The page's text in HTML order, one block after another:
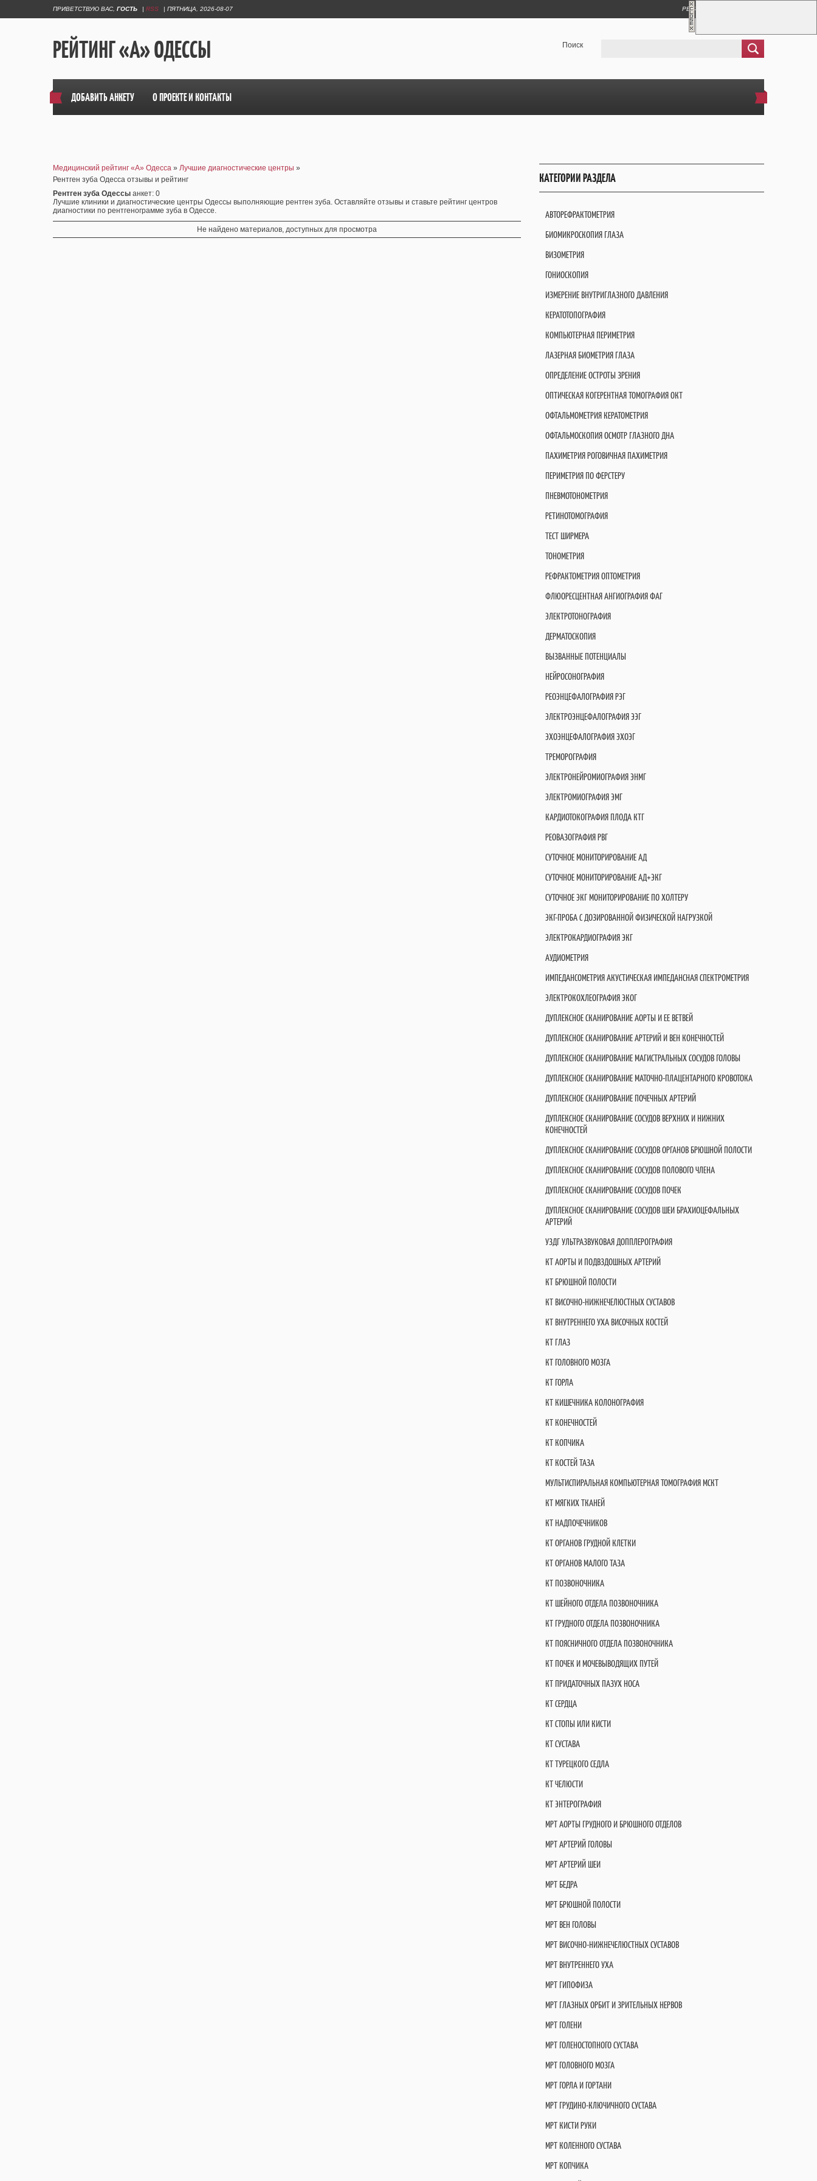
ПРИВЕТСТВУЮ ВАС ГОСТЬ | RSS | ПЯТНИЦА, 2026-08-07 РЕГИСТРАЦИЯ
РЕЙТИНГ «А» ОДЕССЫ Поиск
ДОБАВИТЬ АНКЕТУ О ПРОЕКТЕ И КОНТАКТЫ
Медицинский рейтинг «А» Одесса » Лучшие диагностические центры »
Рентген зуба Одесса отзывы и рейтинг
Рентген зуба Одессы анкет: 0
Лучшие клиники и диагностические центры Одессы выполняющие рентген зуба. Оставляйте отзывы и ставьте рейтинг центров
диагностики по рентгенограмме зуба в Одессе.
Не найдено материалов, доступных для просмотра
КАТЕГОРИИ РАЗДЕЛА
АВТОРЕФРАКТОМЕТРИЯ
БИОМИКРОСКОПИЯ ГЛАЗА
ВИЗОМЕТРИЯ
ГОНИОСКОПИЯ
ИЗМЕРЕНИЕ ВНУТРИГЛАЗНОГО ДАВЛЕНИЯ
КЕРАТОТОПОГРАФИЯ
КОМПЬЮТЕРНАЯ ПЕРИМЕТРИЯ
ЛАЗЕРНАЯ БИОМЕТРИЯ ГЛАЗА
ОПРЕДЕЛЕНИЕ ОСТРОТЫ ЗРЕНИЯ
ОПТИЧЕСКАЯ КОГЕРЕНТНАЯ ТОМОГРАФИЯ OКT
ОФТАЛЬМОМЕТРИЯ КЕРАТОМЕТРИЯ
ОФТАЛЬМОСКОПИЯ ОСМОТР ГЛАЗНОГО ДНА
ПАХИМЕТРИЯ РОГОВИЧНАЯ ПАХИМЕТРИЯ
ПЕРИМЕТРИЯ ПО ФЕРСТЕРУ
ПНЕВМОТОНОМЕТРИЯ
РЕТИНОТОМОГРАФИЯ
ТЕСТ ШИРМЕРА
ТОНОМЕТРИЯ
РЕФРАКТОМЕТРИЯ ОПТОМЕТРИЯ
ФЛЮОРЕСЦЕНТНАЯ АНГИОГРАФИЯ ФАГ
ЭЛЕКТРОТОНОГРАФИЯ
ДЕРМАТОСКОПИЯ
ВЫЗВАННЫЕ ПОТЕНЦИАЛЫ
НЕЙРОСОНОГРАФИЯ
РЕОЭНЦЕФАЛОГРАФИЯ РЭГ
ЭЛЕКТРОЭНЦЕФАЛОГРАФИЯ ЭЭГ
ЭХОЭНЦЕФАЛОГРАФИЯ ЭХОЭГ
ТРЕМОРОГРАФИЯ
ЭЛЕКТРОНЕЙРОМИОГРАФИЯ ЭНМГ
ЭЛЕКТРОМИОГРАФИЯ ЭМГ
КАРДИОТОКОГРАФИЯ ПЛОДА КТГ
РЕОВАЗОГРАФИЯ РВГ
СУТОЧНОЕ МОНИТОРИРОВАНИЕ АД
СУТОЧНОЕ МОНИТОРИРОВАНИЕ АД+ЭКГ
СУТОЧНОЕ ЭКГ МОНИТОРИРОВАНИЕ ПО ХОЛТЕРУ
ЭКГ-ПРОБА С ДОЗИРОВАННОЙ ФИЗИЧЕСКОЙ НАГРУЗКОЙ
ЭЛЕКТРОКАРДИОГРАФИЯ ЭКГ
АУДИОМЕТРИЯ
ИМПЕДАНСОМЕТРИЯ АКУСТИЧЕСКАЯ ИМПЕДАНСНАЯ СПЕКТРОМЕТРИЯ
ЭЛЕКТРОКОХЛЕОГРАФИЯ ЭКОГ
ДУПЛЕКСНОЕ СКАНИРОВАНИЕ АОРТЫ И ЕЕ ВЕТВЕЙ
ДУПЛЕКСНОЕ СКАНИРОВАНИЕ АРТЕРИЙ И ВЕН КОНЕЧНОСТЕЙ
ДУПЛЕКСНОЕ СКАНИРОВАНИЕ МАГИСТРАЛЬНЫХ СОСУДОВ ГОЛОВЫ
ДУПЛЕКСНОЕ СКАНИРОВАНИЕ МАТОЧНО-ПЛАЦЕНТАРНОГО КРОВОТОКА
ДУПЛЕКСНОЕ СКАНИРОВАНИЕ ПОЧЕЧНЫХ АРТЕРИЙ
ДУПЛЕКСНОЕ СКАНИРОВАНИЕ СОСУДОВ ВЕРХНИХ И НИЖНИХ
КОНЕЧНОСТЕЙ
ДУПЛЕКСНОЕ СКАНИРОВАНИЕ СОСУДОВ ОРГАНОВ БРЮШНОЙ ПОЛОСТИ
ДУПЛЕКСНОЕ СКАНИРОВАНИЕ СОСУДОВ ПОЛОВОГО ЧЛЕНА
ДУПЛЕКСНОЕ СКАНИРОВАНИЕ СОСУДОВ ПОЧЕК
ДУПЛЕКСНОЕ СКАНИРОВАНИЕ СОСУДОВ ШЕИ БРАХИОЦЕФАЛЬНЫХ
АРТЕРИЙ
УЗДГ УЛЬТРАЗВУКОВАЯ ДОППЛЕРОГРАФИЯ
КТ АОРТЫ И ПОДВЗДОШНЫХ АРТЕРИЙ
КТ БРЮШНОЙ ПОЛОСТИ
КТ ВИСОЧНО-НИЖНЕЧЕЛЮСТНЫХ СУСТАВОВ
КТ ВНУТРЕННЕГО УХА ВИСОЧНЫХ КОСТЕЙ
КТ ГЛАЗ
КТ ГОЛОВНОГО МОЗГА
КТ ГОРЛА
КТ КИШЕЧНИКА КОЛОНОГРАФИЯ
КТ КОНЕЧНОСТЕЙ
КТ КОПЧИКА
КТ КОСТЕЙ ТАЗА
МУЛЬТИСПИРАЛЬНАЯ КОМПЬЮТЕРНАЯ ТОМОГРАФИЯ МСКТ
КТ МЯГКИХ ТКАНЕЙ
КТ НАДПОЧЕЧНИКОВ
КТ ОРГАНОВ ГРУДНОЙ КЛЕТКИ
КТ ОРГАНОВ МАЛОГО ТАЗА
КТ ПОЗВОНОЧНИКА
КТ ШЕЙНОГО ОТДЕЛА ПОЗВОНОЧНИКА
КТ ГРУДНОГО ОТДЕЛА ПОЗВОНОЧНИКА
КТ ПОЯСНИЧНОГО ОТДЕЛА ПОЗВОНОЧНИКА
КТ ПОЧЕК И МОЧЕВЫВОДЯЩИХ ПУТЕЙ
КТ ПРИДАТОЧНЫХ ПАЗУХ НОСА
КТ СЕРДЦА
КТ СТОПЫ ИЛИ КИСТИ
КТ СУСТАВА
КТ ТУРЕЦКОГО СЕДЛА
КТ ЧЕЛЮСТИ
КТ ЭНТЕРОГРАФИЯ
МРТ АОРТЫ ГРУДНОГО И БРЮШНОГО ОТДЕЛОВ
МРТ АРТЕРИЙ ГОЛОВЫ
МРТ АРТЕРИЙ ШЕИ
МРТ БЕДРА
МРТ БРЮШНОЙ ПОЛОСТИ
МРТ ВЕН ГОЛОВЫ
МРТ ВИСОЧНО-НИЖНЕЧЕЛЮСТНЫХ СУСТАВОВ
МРТ ВНУТРЕННЕГО УХА
МРТ ГИПОФИЗА
МРТ ГЛАЗНЫХ ОРБИТ И ЗРИТЕЛЬНЫХ НЕРВОВ
МРТ ГОЛЕНИ
МРТ ГОЛЕНОСТОПНОГО СУСТАВА
МРТ ГОЛОВНОГО МОЗГА
МРТ ГОРЛА И ГОРТАНИ
МРТ ГРУДИНО-КЛЮЧИЧНОГО СУСТАВА
МРТ КИСТИ РУКИ
МРТ КОЛЕННОГО СУСТАВА
МРТ КОПЧИКА